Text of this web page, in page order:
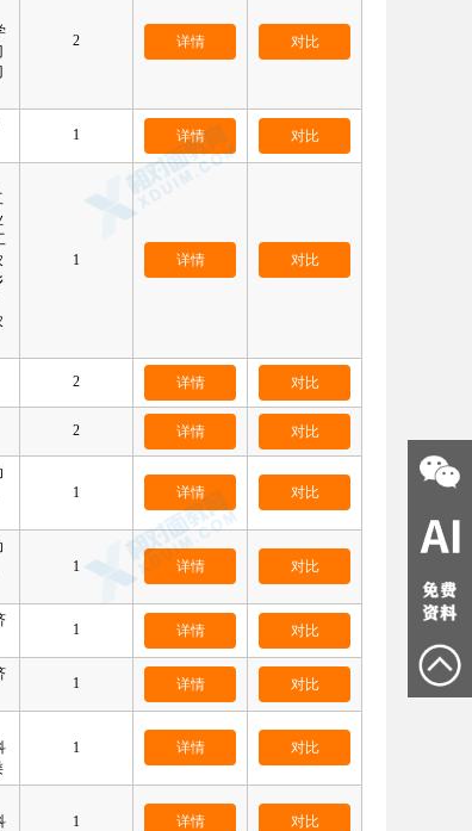
2 详情 对比
1 详情 对比
1 详情 对比
2 详情 对比
2 详情 对比
1 详情 对比
1 详情 对比
1 详情 对比
1 详情 对比
1 详情 对比
1 详情 对比
合肥大美
QQ:3430897366
合肥西瓜
QQ:978328521
15385145211
合肥小船
QQ:3311920768
15375375400
黄山朱老师
QQ:1665332095
六安刘老师
QQ:1456137786
15155957501
安庆陈老师
15556614009